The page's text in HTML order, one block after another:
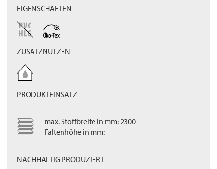
EIGENSCHAFTEN
ZUSATZNUTZEN
PRODUKTEINSATZ
max. Stoffbreite in mm: 2300
Faltenhöhe in mm:
NACHHALTIG PRODUZIERT